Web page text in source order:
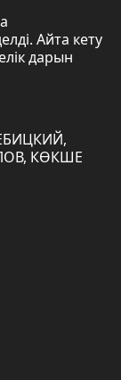
Айта кету
дарын
КӨКШЕ